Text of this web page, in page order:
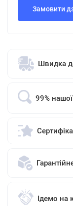
Замовити
Швидка
99%
Ідемо на